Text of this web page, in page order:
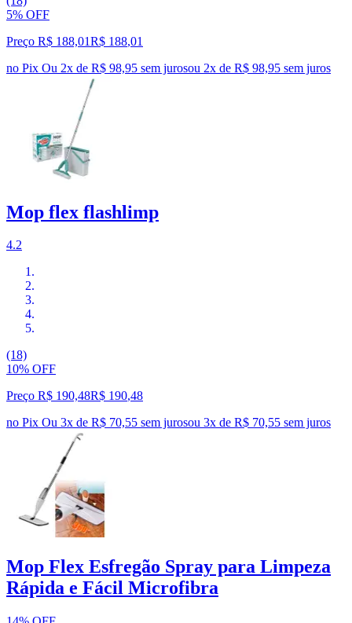
5% OFF
Preço R$ 188,01R$ 188,01
no Pix Ou 2x de R$ 98,95 sem jurosou 2x de R$ 98,95 sem juros
Mop flex flashlimp
4.2
(18)
10% OFF
Preço R$ 190,48R$ 190,48
no Pix Ou 3x de R$ 70,55 sem jurosou 3x de R$ 70,55 sem juros
Mop Flex Esfregão Spray para Limpeza
Rápida e Fácil Microfibra